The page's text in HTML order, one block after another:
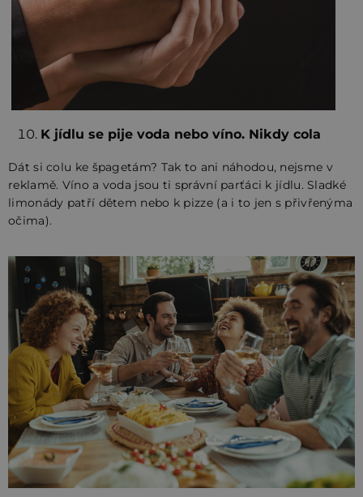
K jídlu se pije voda nebo víno. Nikdy cola
Dát si colu ke špagetám? Tak to ani náhodou, nejsme v
reklamě. Víno a voda jsou ti správní parťáci k jídlu. Sladké
limonády patří dětem nebo k pizze (a i to jen s přivřenýma
očima).